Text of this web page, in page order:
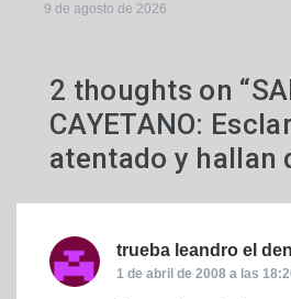
9 de agosto de 2026
2 thoughts on “
CAYETANO:
atentado y hallan
trueba leandro el
1 de abril de 2008 a las